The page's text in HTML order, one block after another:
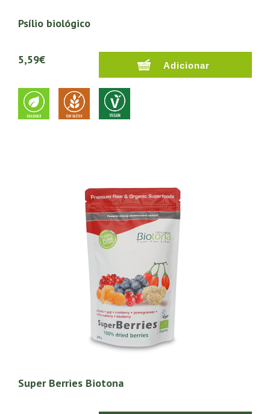
Psílio biológico
5,59€
Super Berries Biotona